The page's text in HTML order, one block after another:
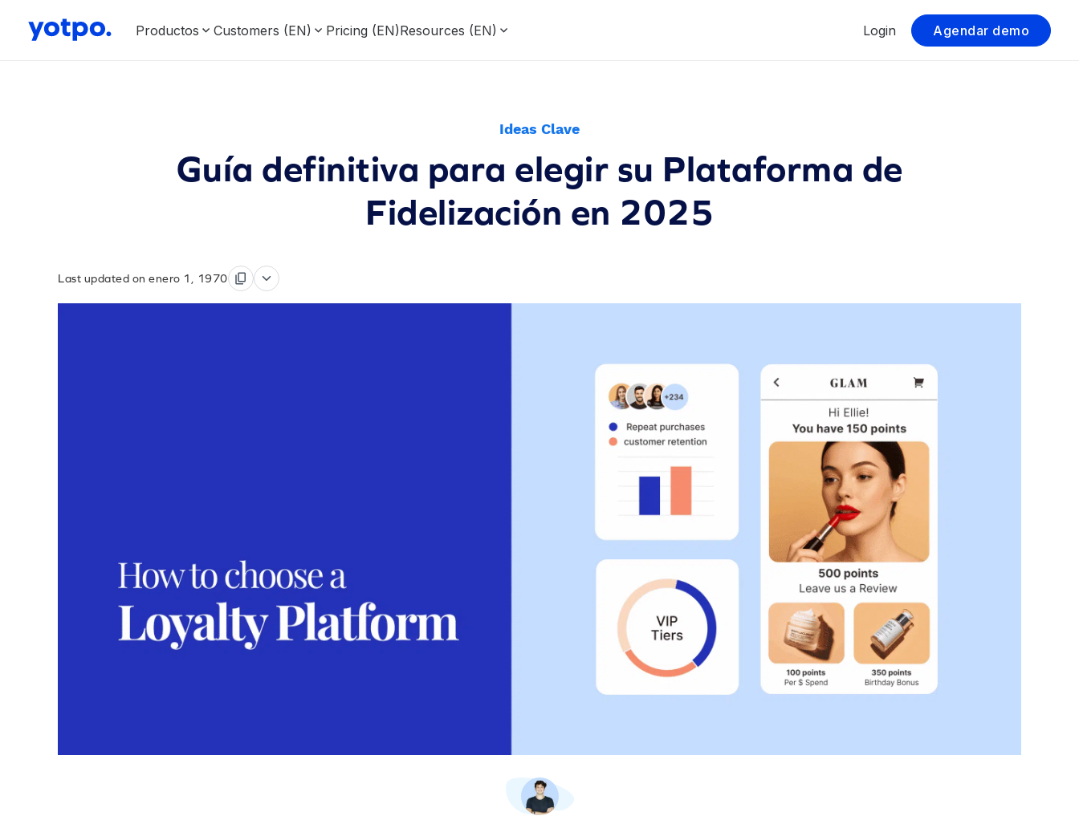
Productos Customers (EN) Pricing (EN)Resources (EN) Login Agendar demo
Ideas Clave
Guía definitiva para elegir su Plataforma de
Fidelización en 2025
Last updated on enero 1, 1970